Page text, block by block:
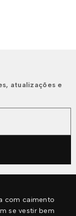
atualizações e
com caimento
se vestir bem